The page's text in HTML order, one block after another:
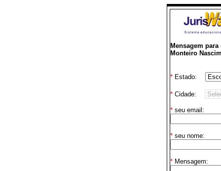
Mensagem
Monteiro
*Estado:
*Cidade:
*seu email:
*seu nome:
*Mensagem: